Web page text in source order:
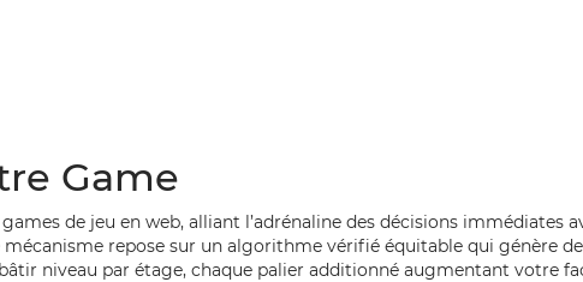
Game
de jeu en web, alliant l’adrénaline des décisions immédiates
repose sur un algorithme vérifié équitable qui génère
niveau par étage, chaque palier additionné augmentant votre